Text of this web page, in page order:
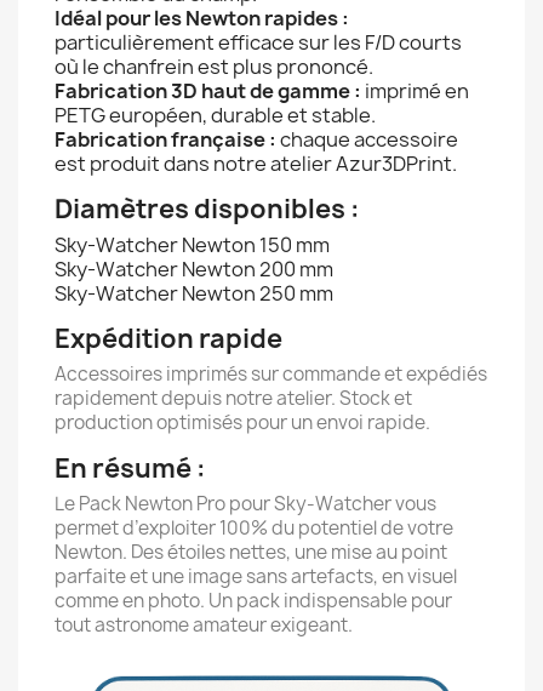
Idéal pour les Newton rapides :
particulièrement efficace sur les F/D courts
où le chanfrein est plus prononcé.
Fabrication 3D haut de gamme : imprimé en
PETG européen, durable et stable.
Fabrication française : chaque accessoire
est produit dans notre atelier Azur3DPrint.
Diamètres disponibles :
Sky-Watcher Newton 150 mm
Sky-Watcher Newton 200 mm
Sky-Watcher Newton 250 mm
Expédition rapide
Accessoires imprimés sur commande et expédiés
rapidement depuis notre atelier. Stock et
production optimisés pour un envoi rapide.
En résumé :
Le Pack Newton Pro pour Sky-Watcher vous
permet d’exploiter 100% du potentiel de votre
Newton. Des étoiles nettes, une mise au point
parfaite et une image sans artefacts, en visuel
comme en photo. Un pack indispensable pour
tout astronome amateur exigeant.